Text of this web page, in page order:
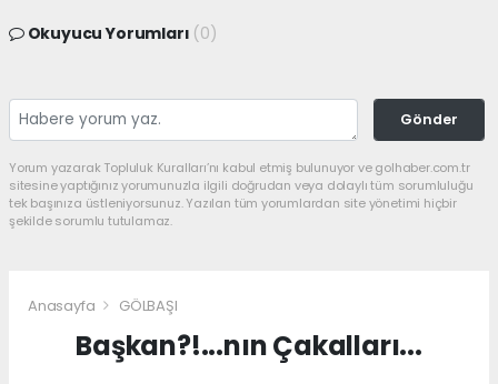
Okuyucu Yorumları (0)
Gönder
Yorum yazarak Topluluk Kuralları’nı kabul etmiş bulunuyor ve golhaber.com.tr
sitesine yaptığınız yorumunuzla ilgili doğrudan veya dolaylı tüm sorumluluğu
tek başınıza üstleniyorsunuz. Yazılan tüm yorumlardan site yönetimi hiçbir
şekilde sorumlu tutulamaz.
Anasayfa GÖLBAŞI
Başkan?!...nın Çakalları...